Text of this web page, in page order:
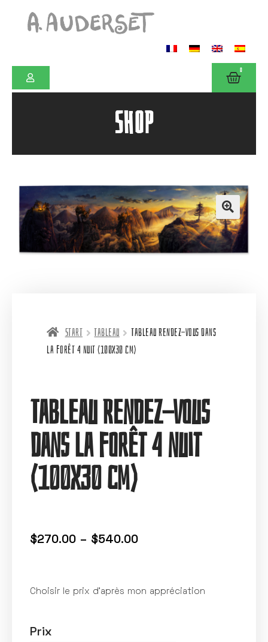
0
SHOP
Start Tableau
Tableau Rendez-vous dans
la forêt 4 nuit (100X30 cm)
Tableau Rendez-vous
dans la forêt 4 nuit
(100X30 cm)
$270.00 – $540.00
Choisir le prix d’après mon appréciation
Prix